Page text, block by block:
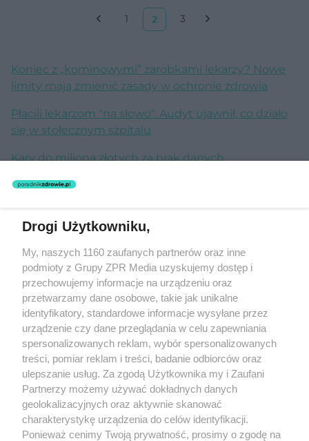
1 2 3
Koniec z „kominowymi” zarobkami lekarzy? Nowe
limity mają zmienić zasady w ochronie zdrowia
Płacili lekarzom "na słowo". Audyt ujawnił, co działo
się w stołecznym szpitalu
Kary do miliona złotych za brak danych.
zdrowia
rozpowszechniany lub dalej rozpowszechniany w jakikolwiek sposób
(w tym także elektroniczny lub mechaniczny) na jakimkolwiek polu
eksploatacji w jakiejkolwiek formie, włącznie z umieszczaniem w
Internecie bez pisemnej zgody właściciela praw. Jakiekolwiek użycie
lub wykorzystanie utworów w całości lub w części z naruszeniem
prawa, tzn. bez właściwej zgody, jest zabronione pod groźbą kary i
może być ścigane prawnie.
O nas
Drogi Użytkowniku,
My, naszych 1160 zaufanych partnerów oraz inne
podmioty z Grupy ZPR Media uzyskujemy dostęp i
przechowujemy informacje na urządzeniu oraz
przetwarzamy dane osobowe, takie jak unikalne
identyfikatory, standardowe informacje wysyłane przez
urządzenie czy dane przeglądania w celu zapewniania
spersonalizowanych reklam, wybór spersonalizowanych
treści, pomiar reklam i treści, badanie odbiorców oraz
ulepszanie usług. Za zgodą Użytkownika my i Zaufani
Partnerzy możemy używać dokładnych danych
geolokalizacyjnych oraz aktywnie skanować
charakterystykę urządzenia do celów identyfikacji.
Ponieważ cenimy Twoją prywatność, prosimy o zgodę na